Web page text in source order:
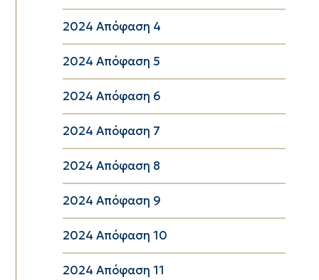
2024 Απόφαση 4
2024 Απόφαση 5
2024 Απόφαση 6
2024 Απόφαση 7
2024 Απόφαση 8
2024 Απόφαση 9
2024 Απόφαση 10
2024 Απόφαση 11